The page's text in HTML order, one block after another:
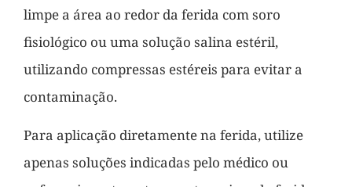
limpe a área ao redor da ferida com soro
fisiológico ou uma solução salina estéril,
utilizando compressas estéreis para evitar a
contaminação.
Para aplicação diretamente na ferida, utilize
apenas soluções indicadas pelo médico ou